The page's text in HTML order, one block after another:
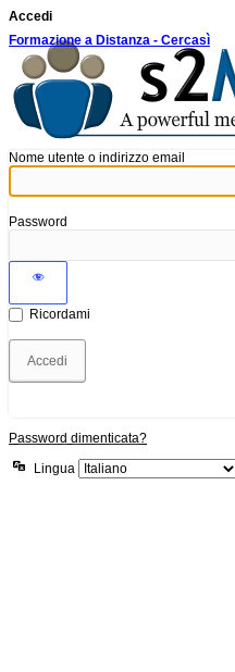
Accedi
Formazione a Distanza - Cercasì
Nome utente o indirizzo email
Password
Ricordami
Password dimenticata?
Lingua